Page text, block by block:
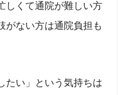
しくて通院が難しい方
がない方は通院負担も
たい」という気持ちは
感染症予防策
たときの対処法
が安心な理由
矯正とのメリット・